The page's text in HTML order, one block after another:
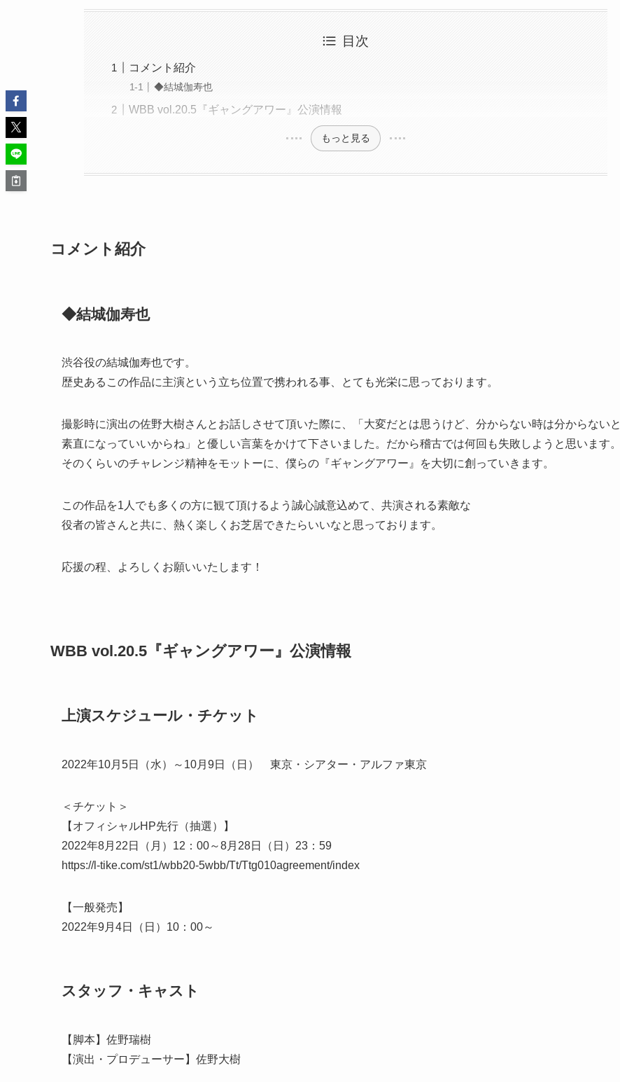
目次
コメント紹介
◆結城伽寿也
WBB vol.20.5『ギャングアワー』公演情報
もっと見る
コメント紹介
◆結城伽寿也
渋谷役の結城伽寿也です。
歴史あるこの作品に主演という立ち位置で携われる事、とても光栄に思っております。
撮影時に演出の佐野大樹さんとお話しさせて頂いた際に、「大変だとは思うけど、分からない時は分からないと
素直になっていいからね」と優しい言葉をかけて下さいました。だから稽古では何回も失敗しようと思います。
そのくらいのチャレンジ精神をモットーに、僕らの『ギャングアワー』を大切に創っていきます。
この作品を1人でも多くの方に観て頂けるよう誠心誠意込めて、共演される素敵な
役者の皆さんと共に、熱く楽しくお芝居できたらいいなと思っております。
応援の程、よろしくお願いいたします！
WBB vol.20.5『ギャングアワー』公演情報
上演スケジュール・チケット
2022年10月5日（水）～10月9日（日） 東京・シアター・アルファ東京
＜チケット＞
【オフィシャルHP先行（抽選）】
2022年8月22日（月）12：00～8月28日（日）23：59
https://l-tike.com/st1/wbb20-5wbb/Tt/Ttg010agreement/index
【一般発売】
2022年9月4日（日）10：00～
スタッフ・キャスト
【脚本】佐野瑞樹
【演出・プロデューサー】佐野大樹